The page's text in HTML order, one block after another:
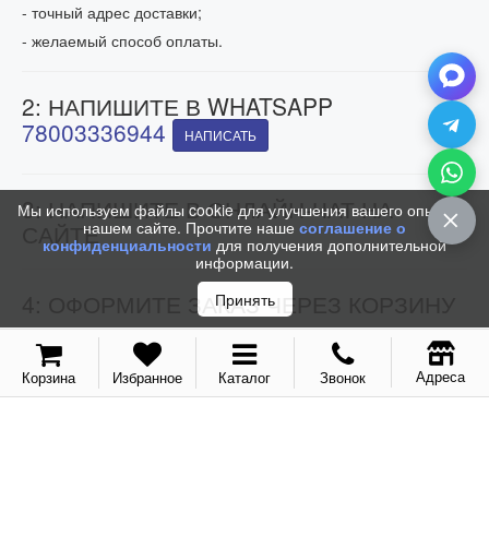
- точный адрес доставки;
- желаемый способ оплаты.
2: НАПИШИТЕ В WHATSAPP
78003336944 НАПИСАТЬ
3: НАПИШИТЕ В ОНЛАЙН-ЧАТ НА
САЙТЕ
4: ОФОРМИТЕ ЗАКАЗ ЧЕРЕЗ КОРЗИНУ
Если время Вашего заказа приходится на нерабочее время,
добавьте товар в корзину и укажите Ваши контактные
данные. Мы свяжемся с Вами и обработаем заказ как только
откроемся.
Корзина Избранное Каталог Звонок Адреса
Мы используем файлы cookie для улучшения вашего опыта на
нашем сайте. Прочтите наше соглашение о
конфиденциальности для получения дополнительной
информации.
Принять